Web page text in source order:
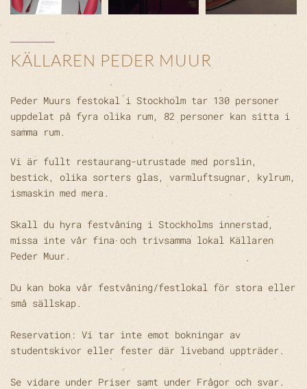
KÄLLAREN PEDER MUUR
Peder Muurs festokal i Stockholm tar 130 personer
uppdelat på fyra olika rum, 82 personer kan sitta i
samma rum.
Vi är fullt restaurang-utrustade med porslin,
bestick, olika sorters glas, varmluftsugnar, kylrum,
ismaskin med mera.
Skall du hyra festvåning i Stockholms innerstad,
missa inte vår fina och trivsamma lokal Källaren
Peder Muur.
Du kan boka vår festvåning/festlokal för stora eller
små sällskap.
Reservation: Vi tar inte emot bokningar av
studentskivor eller fester där liveband uppträder.
Se vidare under Priser samt under Frågor och svar.